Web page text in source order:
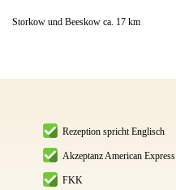
Storkow und Beeskow ca. 17 km
Rezeption spricht Englisch
Akzeptanz American Express
FKK